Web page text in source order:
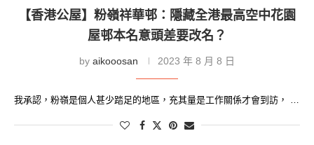
【香港公屋】粉嶺祥華邨：隱藏全港最高空中花園
屋邨本名意頭差要改名？
by aikooosan 2023 年 8 月 8 日
我承認，粉嶺是個人甚少踏足的地區，充其量是工作關係才會到訪， …